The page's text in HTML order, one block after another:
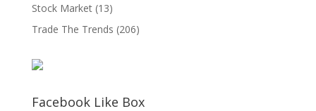
Stock Market(13)
Trade The Trends (206)
Facebook Like Box